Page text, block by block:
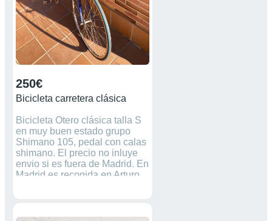
250€
Bicicleta carretera clásica
Bicicleta Otero clásica talla S
en muy buen estado grupo
Shimano 105, pedal con calas
shimano. El precio no inluye
envio si es fuera de Madrid. En
Madrid es recogida en Arturo